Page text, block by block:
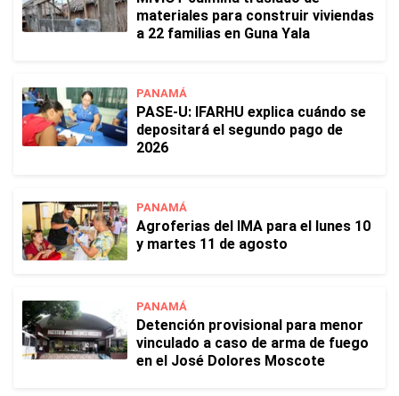
materiales para construir viviendas
a 22 familias en Guna Yala
PANAMÁ
PASE-U: IFARHU explica cuándo se
depositará el segundo pago de
2026
PANAMÁ
Agroferias del IMA para el lunes 10
y martes 11 de agosto
PANAMÁ
Detención provisional para menor
vinculado a caso de arma de fuego
en el José Dolores Moscote